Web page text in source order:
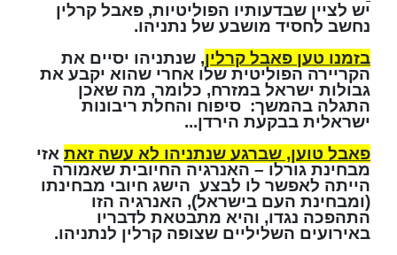
יש לציין שבדעותיו הפוליטיות, פאבל קרלין
נחשב לחסיד מושבע של נתניהו.
בזמנו טען פאבל קרלין, שנתניהו יסיים את
הקריירה הפוליטית שלו אחרי שהוא יקבע את
גבולות ישראל במזרח, כלומר, מה שאכן
התגלה בהמשך: סיפוח והחלת ריבונות
ישראלית בבקעת הירדן...
פאבל טוען, שברגע שנתניהו לא עשה זאת אזי
מבחינת גורלו – האנרגיה החיובית שאמורה
הייתה לאפשר לו לבצע הישג חיובי מבחינתו
(ומבחינת העם בישראל), האנרגיה הזו
התהפכה נגדו, והיא מתבטאת לדבריו
באירועים השליליים שצופה קרלין לנתניהו.